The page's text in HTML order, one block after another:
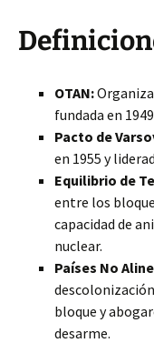
OTAN:
fundada en
Pacto de
en 1955 y
Equilibrio de
entre los
capacidad de
nuclear.
Países No
bloque y
desarme.